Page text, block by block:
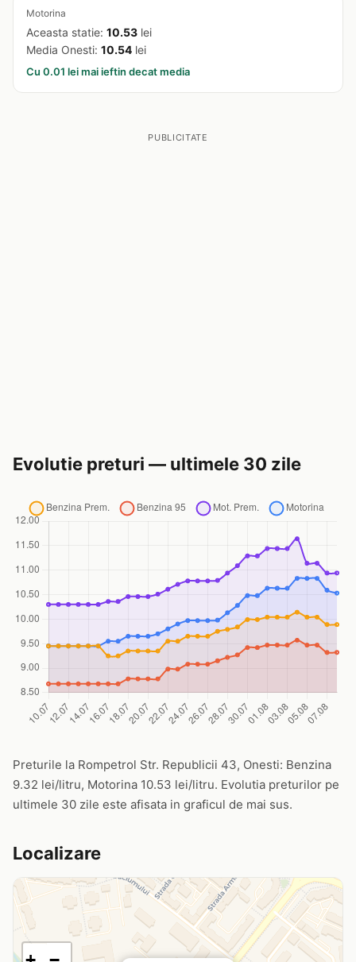
Motorina
Aceasta statie: 10.53 lei
Media Onesti: 10.54 lei
Cu 0.01 lei mai ieftin decat media
PUBLICITATE
Evolutie preturi — ultimele 30 zile
Preturile la Rompetrol Str. Republicii 43, Onesti: Benzina
9.32 lei/litru, Motorina 10.53 lei/litru. Evolutia preturilor pe
ultimele 30 zile este afisata in graficul de mai sus.
Localizare